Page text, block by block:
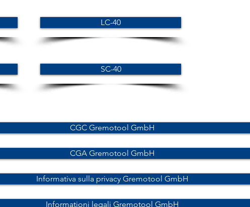
LC-40
SC-40
CGC Gremotool GmbH
CGA Gremotool GmbH
Informativa sulla privacy Gremotool GmbH
Informationi legali Gremotool GmbH